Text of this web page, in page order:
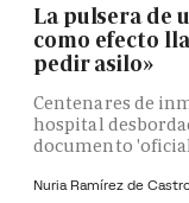
La pulsera de
como efecto
pedir asilo»
Centenares de
hospital
documento
Nuria Ramírez de